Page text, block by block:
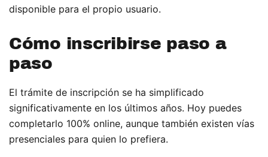
disponible para el propio usuario.
Cómo inscribirse paso a
paso
El trámite de inscripción se ha simplificado
significativamente en los últimos años. Hoy puedes
completarlo 100% online, aunque también existen vías
presenciales para quien lo prefiera.